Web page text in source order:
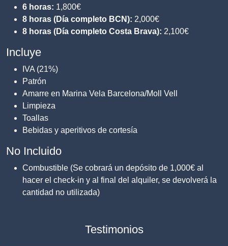
6 horas: 1,800€
8 horas (Día completo BCN): 2,000€
8 horas (Día completo Costa Brava): 2,100€
Incluye
IVA (21%)
Patrón
Amarre en Marina Vela Barcelona/Moll Vell
Limpieza
Toallas
Bebidas y aperitivos de cortesía
No Incluido
Combustible (Se cobrará un depósito de 1,000€ al
hacer el check-in y al final del alquiler, se devolverá la
cantidad no utilizada)
Testimonios